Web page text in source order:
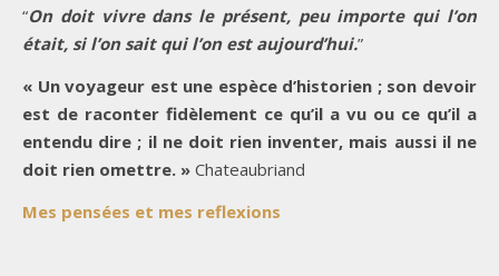
“On doit vivre dans le présent, peu importe qui l’on
était, si l’on sait qui l’on est aujourd’hui.”
« Un voyageur est une espèce d’historien ; son devoir
est de raconter fidèlement ce qu’il a vu ou ce qu’il a
entendu dire ; il ne doit rien inventer, mais aussi il ne
doit rien omettre. » Chateaubriand
Mes pensées et mes reflexions